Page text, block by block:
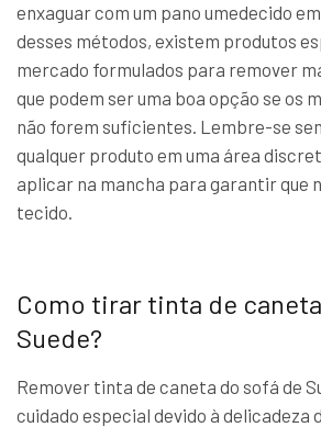
enxaguar com um pano umedecido
desses métodos, existem produtos
mercado formulados para remover
que podem ser uma boa opção se os
não forem suficientes. Lembre-se
qualquer produto em uma área
aplicar na mancha para garantir que
tecido.
Como tirar tinta de
Suede?
Remover tinta de caneta do sofá de
cuidado especial devido à delicadeza